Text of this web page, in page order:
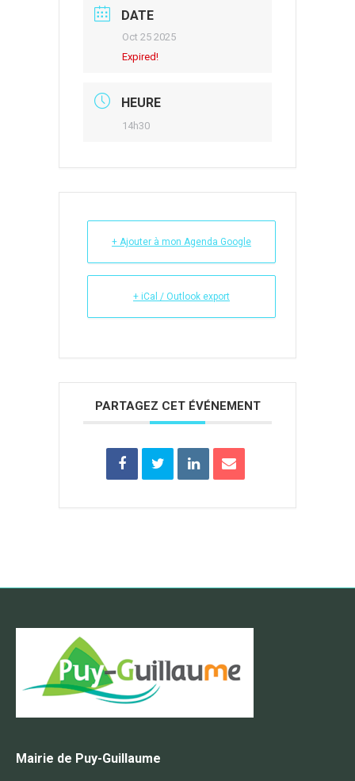
DATE
Oct 25 2025
Expired!
HEURE
14h30
+ Ajouter à mon Agenda Google
+ iCal / Outlook export
PARTAGEZ CET ÉVÉNEMENT
Mairie de Puy-Guillaume